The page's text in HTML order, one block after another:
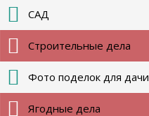
САД
Строительные дела
Фото поделок для дачи
Ягодные дела